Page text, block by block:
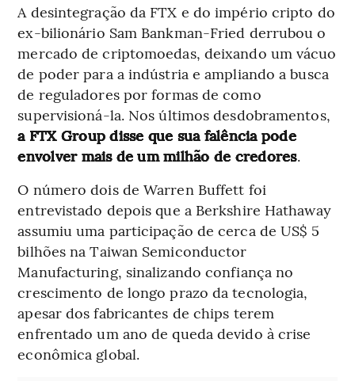
A desintegração da FTX e do império cripto do
ex-bilionário Sam Bankman-Fried derrubou o
mercado de criptomoedas, deixando um vácuo
de poder para a indústria e ampliando a busca
de reguladores por formas de como
supervisioná-la. Nos últimos desdobramentos,
a FTX Group disse que sua falência pode
envolver mais de um milhão de credores.
O número dois de Warren Buffett foi
entrevistado depois que a Berkshire Hathaway
assumiu uma participação de cerca de US$ 5
bilhões na Taiwan Semiconductor
Manufacturing, sinalizando confiança no
crescimento de longo prazo da tecnologia,
apesar dos fabricantes de chips terem
enfrentado um ano de queda devido à crise
econômica global.